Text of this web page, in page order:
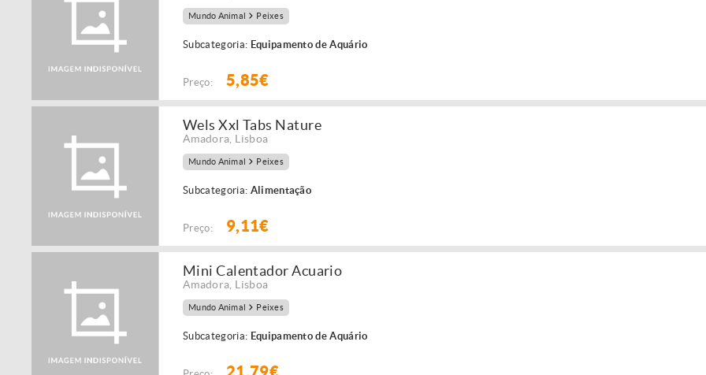
Mundo Animal Peixes
Subcategoria: Equipamento de Aquário
Preço: 5,85€
Wels Xxl Tabs Nature
Amadora Lisboa
Mundo Animal Peixes
Subcategoria: Alimentação
Preço: 9,11€
Mini Calentador Acuario
Amadora Lisboa
Mundo Animal Peixes
Subcategoria: Equipamento de Aquário